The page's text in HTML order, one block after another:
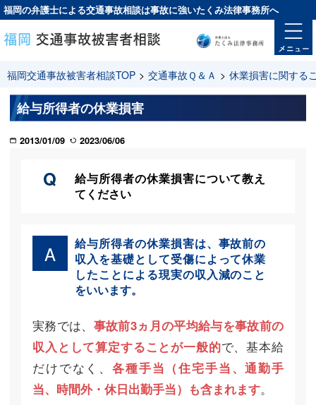
福岡の弁護士による交通事故相談は事故に強いたくみ法律事務所へ
福岡交通事故被害者相談TOP > 交通事故Ｑ＆Ａ > 休業損害に関する
給与所得者の休業損害
2013/01/09 2023/06/06
Q
給与所得者の休業損害について教え
てください
A
給与所得者の休業損害は、事故前の
収入を基礎として受傷によって休業
したことによる現実の収入減のこと
をいいます。
実務では、 事故前3ヵ月の平均給与を事故前の
収入として算定することが一般的で、基本給
だけでなく、 各種手当（住宅手当、通勤手
当、時間外・休日出勤手当）も含まれます。